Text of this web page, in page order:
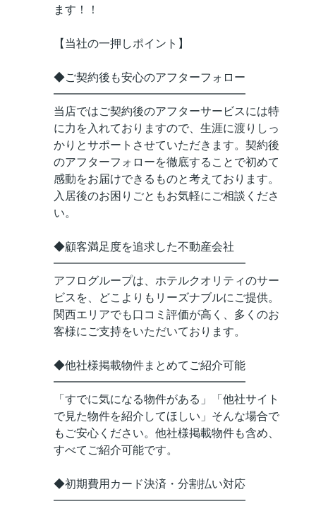
ます！！
【当社の一押しポイント】
◆ご契約後も安心のアフターフォロー
━━━━━━━━━━━━━━━━━
当店ではご契約後のアフターサービスには特
に力を入れておりますので、生涯に渡りしっ
かりとサポートさせていただきます。契約後
のアフターフォローを徹底することで初めて
感動をお届けできるものと考えております。
入居後のお困りごともお気軽にご相談くださ
い。
◆顧客満足度を追求した不動産会社
━━━━━━━━━━━━━━━━━
アフログループは、ホテルクオリティのサー
ビスを、どこよりもリーズナブルにご提供。
関西エリアでも口コミ評価が高く、多くのお
客様にご支持をいただいております。
◆他社様掲載物件まとめてご紹介可能
━━━━━━━━━━━━━━━━━
「すでに気になる物件がある」「他社サイト
で見た物件を紹介してほしい」そんな場合で
もご安心ください。他社様掲載物件も含め、
すべてご紹介可能です。
◆初期費用カード決済・分割払い対応
━━━━━━━━━━━━━━━━━